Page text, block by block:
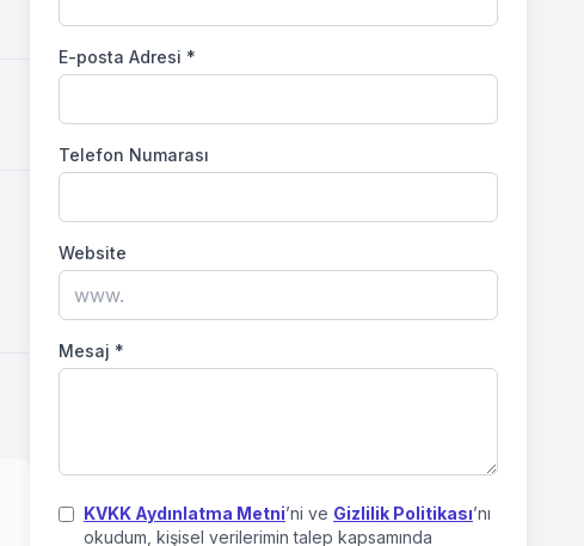
E-posta Adresi *
Telefon Numarası
Website
Mesaj *
KVKK Aydınlatma Metni’ni ve Gizlilik Politikası’nı
okudum, kişisel verilerimin talep kapsamında